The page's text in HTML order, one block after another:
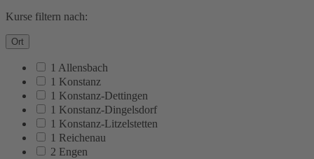
Kurse filtern nach:
Ort
1 Allensbach
1 Konstanz
1 Konstanz-Dettingen
1 Konstanz-Dingelsdorf
1 Konstanz-Litzelstetten
1 Reichenau
2 Engen